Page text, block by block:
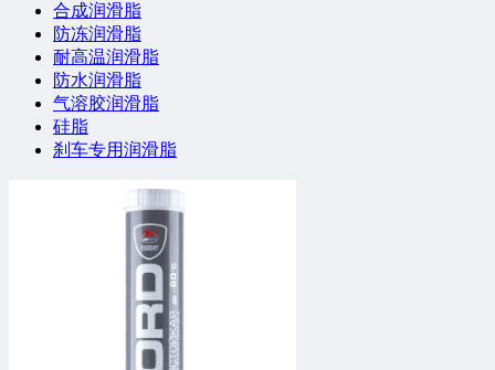
合成润滑脂
防冻润滑脂
耐高温润滑脂
防水润滑脂
气溶胶润滑脂
硅脂
刹车专用润滑脂